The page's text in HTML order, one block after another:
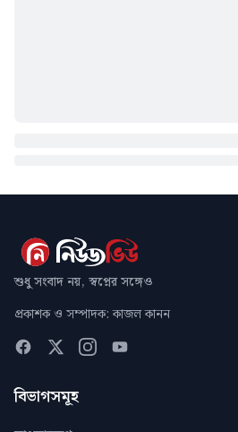
শুধু সংবাদ নয়, স্বপ্নের সঙ্গেও
প্রকাশক ও সম্পাদক: কাজল কানন
বিভাগসমূহ